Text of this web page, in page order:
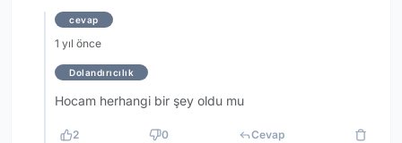
cevap
1 yıl önce
Dolandırıcılık
Hocam herhangi bir şey oldu mu
2 0 Cevap